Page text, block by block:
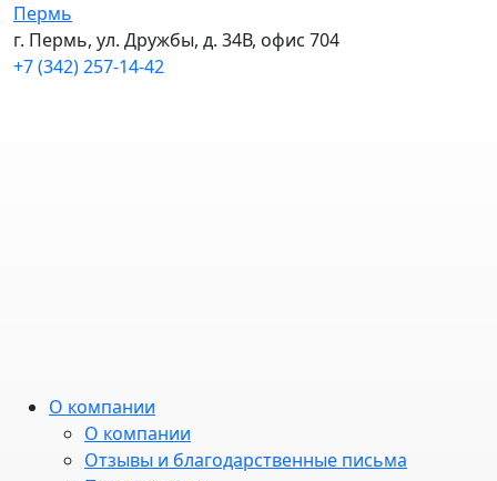
Пермь
г. Пермь, ул. Дружбы, д. 34В, офис 704
+7 (342) 257-14-42
О компании
О компании
Отзывы и благодарственные письма